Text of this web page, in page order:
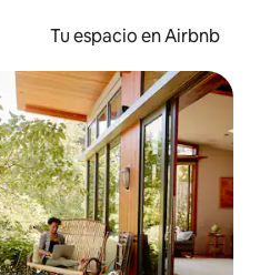
Tu espacio en Airbnb